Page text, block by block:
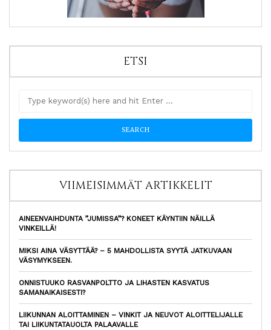
ETSI
VIIMEISIMMÄT ARTIKKELIT
AINEENVAIHDUNTA ”JUMISSA”? KONEET KÄYNTIIN NÄILLÄ
VINKEILLÄ!
MIKSI AINA VÄSYTTÄÄ? – 5 MAHDOLLISTA SYYTÄ JATKUVAAN
VÄSYMYKSEEN.
ONNISTUUKO RASVANPOLTTO JA LIHASTEN KASVATUS
SAMANAIKAISESTI?
LIIKUNNAN ALOITTAMINEN – VINKIT JA NEUVOT ALOITTELIJALLE
TAI LIIKUNTATAUOLTA PALAAVALLE